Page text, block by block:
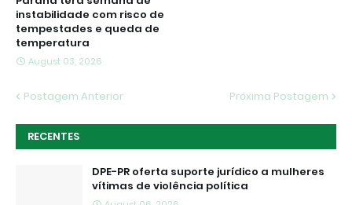
instabilidade com risco de
tempestades e queda de
temperatura
August 03, 2026
Postagem Anterior Próxima Postagem
RECENTES
DPE-PR oferta suporte jurídico a mulheres
vítimas de violência política